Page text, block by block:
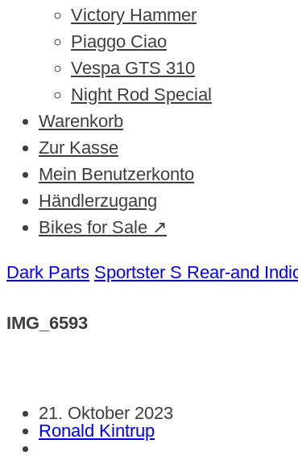
Victory Hammer
Piaggo Ciao
Vespa GTS 310
Night Rod Special
Warenkorb
Zur Kasse
Mein Benutzerkonto
Händlerzugang
Bikes for Sale ↗
Dark Parts Sportster S Rear-and
IMG_6593
21. Oktober 2023
Ronald Kintrup